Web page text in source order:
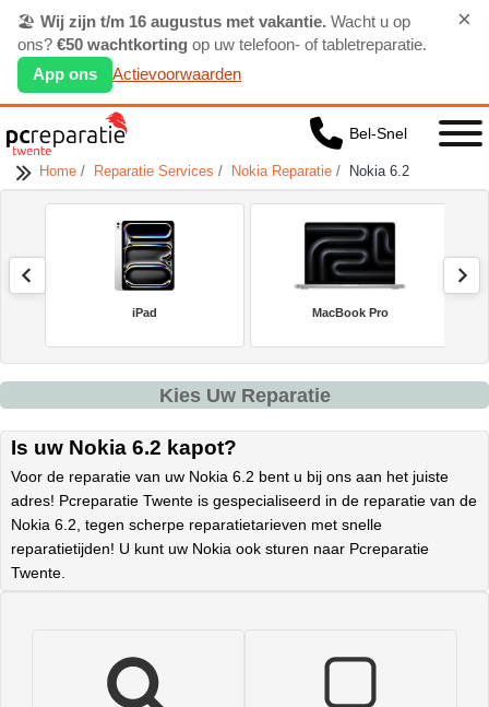
🏖️ Wij zijn t/m 16 augustus met vakantie. Wacht u op
ons? €50 wachtkorting op uw telefoon- of tabletreparatie.
App ons
Actievoorwaarden
×
Bel-Snel
Home / Reparatie Services / Nokia Reparatie / Nokia 6.2
iPad MacBook Pro
Kies Uw Reparatie
Is uw Nokia 6.2 kapot?
Voor de reparatie van uw Nokia 6.2 bent u bij ons aan het juiste
adres! Pcreparatie Twente is gespecialiseerd in de reparatie van de
Nokia 6.2, tegen scherpe reparatietarieven met snelle
reparatietijden! U kunt uw Nokia ook sturen naar Pcreparatie
Twente.